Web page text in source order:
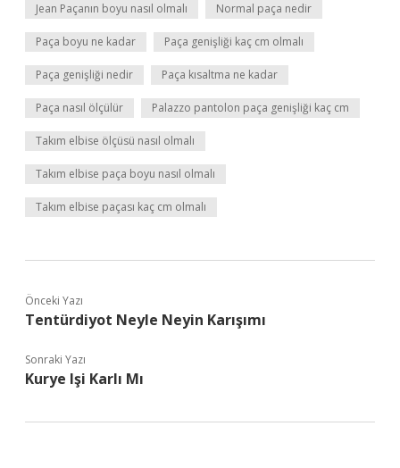
Jean Paçanın boyu nasıl olmalı Normal paça nedir
Paça boyu ne kadar Paça genişliği kaç cm olmalı
Paça genişliği nedir Paça kısaltma ne kadar
Paça nasıl ölçülür Palazzo pantolon paça genişliği kaç cm
Takım elbise ölçüsü nasıl olmalı
Takım elbise paça boyu nasıl olmalı
Takım elbise paçası kaç cm olmalı
Önceki Yazı
Tentürdiyot Neyle Neyin Karışımı
Sonraki Yazı
Kurye Işi Karlı Mı